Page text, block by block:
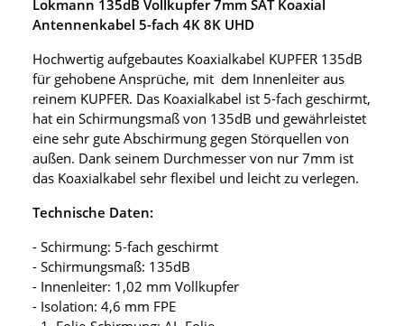
Lokmann 135dB Vollkupfer 7mm SAT Koaxial
Antennenkabel 5-fach 4K 8K UHD
Hochwertig aufgebautes Koaxialkabel KUPFER 135dB
für gehobene Ansprüche, mit dem Innenleiter aus
reinem KUPFER. Das Koaxialkabel ist 5-fach geschirmt,
hat ein Schirmungsmaß von 135dB und gewährleistet
eine sehr gute Abschirmung gegen Störquellen von
außen. Dank seinem Durchmesser von nur 7mm ist
das Koaxialkabel sehr flexibel und leicht zu verlegen.
Technische Daten:
- Schirmung: 5-fach geschirmt
- Schirmungsmaß: 135dB
- Innenleiter: 1,02 mm Vollkupfer
- Isolation: 4,6 mm FPE